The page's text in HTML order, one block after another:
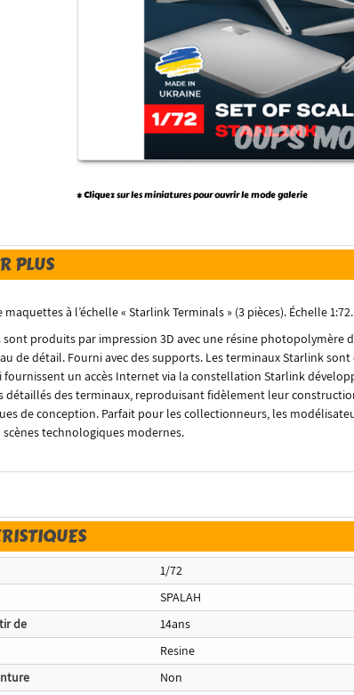
* Cliquez sur les miniatures pour ouvrir le mode galerie
PLUS
maquettes à l’échelle « Starlink Terminals » (3 pièces). Échelle 1:72.
sont produits par impression 3D avec une résine photopolymère
de détail. Fourni avec des supports. Les terminaux Starlink
un accès Internet via la constellation Starlink
détaillés des terminaux, reproduisant fidèlement leur
de conception. Parfait pour les collectionneurs, les
technologiques modernes.
1/72
SPALAH
de
14ans
Resine
Non